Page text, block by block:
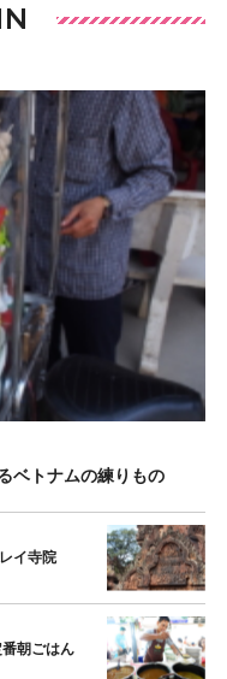
ベトナムの練りもの
イ寺院
朝ごはん